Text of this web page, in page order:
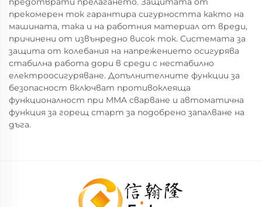
прекомерен ток гарантира сигурността както на
машината, така и на работния материал от вреди,
причинени от извънредно висок ток. Системата за
защита от колебания на напрежението осигурява
стабилна работа дори в среди с нестабилно
електроосигуряване. Допълнителните функции за
безопасност включват противоклеяща
функционалност при MMA сварване и автоматична
функция за горещ старт за подобрено запалване на
дъга.